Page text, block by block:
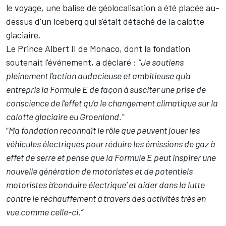
le voyage, une balise de géolocalisation a été placée au-
dessus d'un iceberg qui s'était détaché de la calotte
glaciaire.
Le Prince Albert II de Monaco, dont la fondation
soutenait l'événement, a déclaré : “Je soutiens
pleinement l'action audacieuse et ambitieuse qu'a
entrepris la Formule E de façon à susciter une prise de
conscience de l'effet qu'a le changement climatique sur la
calotte glaciaire eu Groenland.”
“Ma fondation reconnaît le rôle que peuvent jouer les
véhicules électriques pour réduire les émissions de gaz à
effet de serre et pense que la Formule E peut inspirer une
nouvelle génération de motoristes et de potentiels
motoristes à‘conduire électrique’ et aider dans la lutte
contre le réchauffement à travers des activités très en
vue comme celle-ci.”